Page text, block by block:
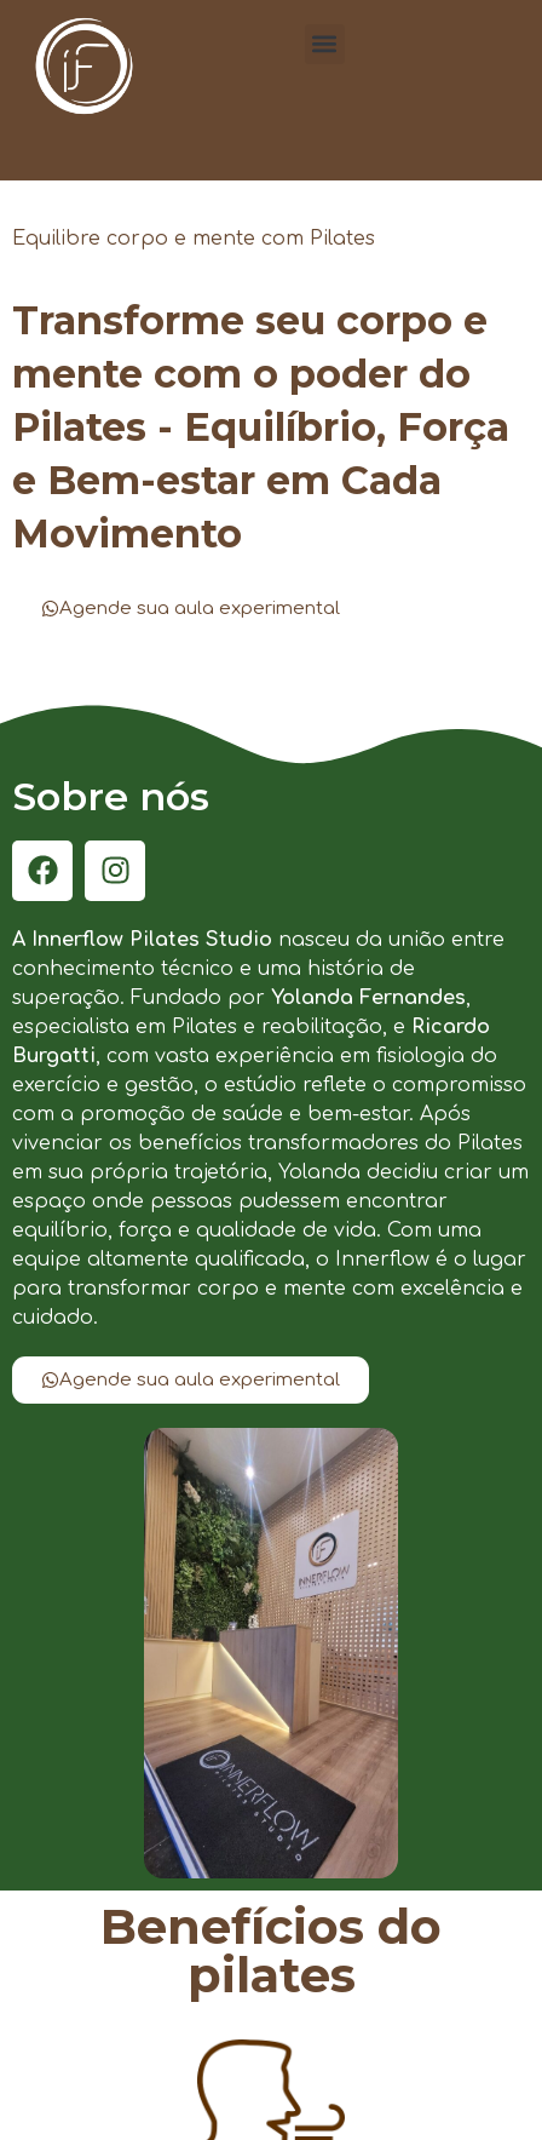
Equilibre corpo e mente com Pilates
Transforme seu corpo e
mente com o poder do
Pilates - Equilíbrio, Força
e Bem-estar em Cada
Movimento
Agende sua aula experimental
Sobre nós
A Innerflow Pilates Studio nasceu da união entre
conhecimento técnico e uma história de
superação. Fundado por Yolanda Fernandes,
especialista em Pilates e reabilitação, e Ricardo
Burgatti, com vasta experiência em fisiologia do
exercício e gestão, o estúdio reflete o compromisso
com a promoção de saúde e bem-estar. Após
vivenciar os benefícios transformadores do Pilates
em sua própria trajetória, Yolanda decidiu criar um
espaço onde pessoas pudessem encontrar
equilíbrio, força e qualidade de vida. Com uma
equipe altamente qualificada, o Innerflow é o lugar
para transformar corpo e mente com excelência e
cuidado.
Agende sua aula experimental
Benefícios do
pilates